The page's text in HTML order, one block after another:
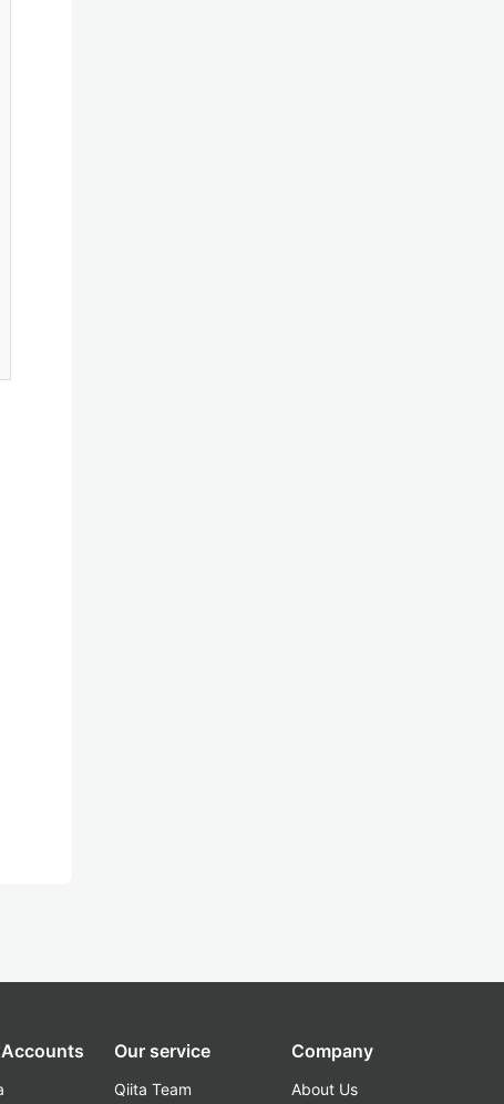
Our service
Qiita Team
Company
About Us